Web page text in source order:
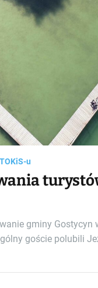
u
gminy
goście polubili